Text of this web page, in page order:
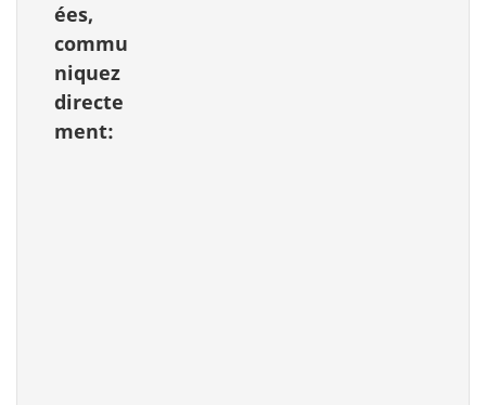
ées,
commu
niquez
directe
ment: